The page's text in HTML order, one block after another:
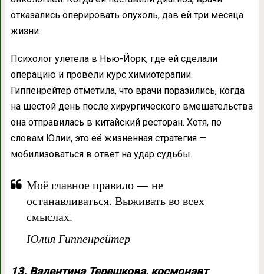
отказались оперировать опухоль, дав ей три месяца
жизни.
Психолог улетела в Нью-Йорк, где ей сделали
операцию и провели курс химиотерапии.
Гиппенрейтер отметила, что врачи поразились, когда
на шестой день после хирургического вмешательства
она отправилась в китайский ресторан. Хотя, по
словам Юлии, это её жизненная стратегия —
мобилизоваться в ответ на удар судьбы.
Моё главное правило — не
останавливаться. Выживать во всех
смыслах.
Юлия Гиппенрейтер